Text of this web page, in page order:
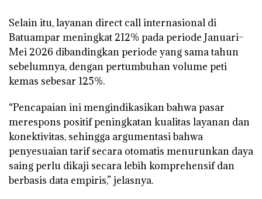
Selain itu, layanan direct call internasional di
Batuampar meningkat 212% pada periode Januari–
Mei 2026 dibandingkan periode yang sama tahun
sebelumnya, dengan pertumbuhan volume peti
kemas sebesar 125%.
“Pencapaian ini mengindikasikan bahwa pasar
merespons positif peningkatan kualitas layanan dan
konektivitas, sehingga argumentasi bahwa
penyesuaian tarif secara otomatis menurunkan daya
saing perlu dikaji secara lebih komprehensif dan
berbasis data empiris,” jelasnya.